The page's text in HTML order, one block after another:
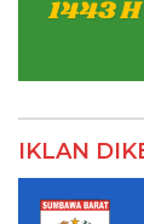
IKLAN